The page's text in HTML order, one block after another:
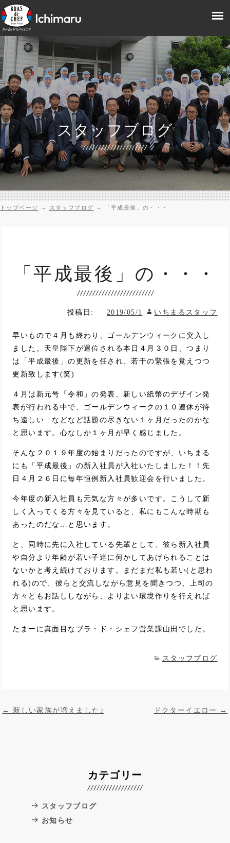
スタッフブログ
トップページ → スタッフブログ → 「平成最後」の・・・
「平成最後」の・・・
投稿日: 2019/05/1 いちまるスタッフ
早いもので４月も終わり、ゴールデンウィークに突入し
ました。天皇陛下が退位される本日４月３０日、つまり
は「平成最後」の更新を任され、若干の緊張を覚えつつ
更新致します(笑)
４月は新元号「令和」の発表、新しい紙幣のデザイン発
表が行われる中で、ゴールデンウィークの１０連休が待
ち遠しい…などなど話題の尽きない１ヶ月だったのかな
と思います。心なしか１ヶ月が早く感じました。
そんな２０１９年度の始まりだったのですが、いちまる
にも「平成最後」の新入社員が入社いたしました！！先
日４月２６日に毎年恒例新入社員歓迎会を行いました。
今年度の新入社員も元気な方々が多いです。こうして新
しく入ってくる方々を見ていると、私にもこんな時期も
あったのだな…と思います。
と、同時に先に入社している先輩として、彼ら新入社員
や自分より年齢が若い子達に何かしてあげられることは
ないかと考え続けております。まだまだ私も若い(と思わ
れる)ので、彼らと交流しながら意見を聞きつつ、上司の
方々ともお話ししながら、よりよい環境作りを行えれば
と思います。
たまーに真面目なブラ・ド・シェフ営業課山田でした。
スタッフブログ
投稿ナビゲーション
← 新しい家族が増えました♪ ドクターイエロー →
カテゴリー
スタッフブログ
お知らせ